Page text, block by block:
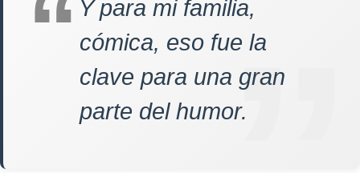
Y para mi familia,
cómica, eso fue la
clave para una gran
parte del humor.